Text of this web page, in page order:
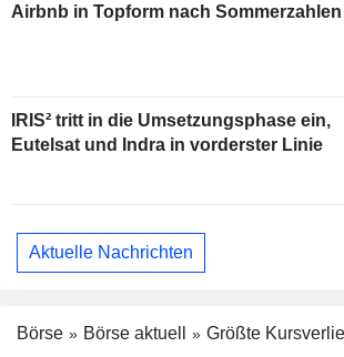
Airbnb in Topform nach Sommerzahlen
IRIS² tritt in die Umsetzungsphase ein,
Eutelsat und Indra in vorderster Linie
Aktuelle Nachrichten
Börse Börse aktuell Größte